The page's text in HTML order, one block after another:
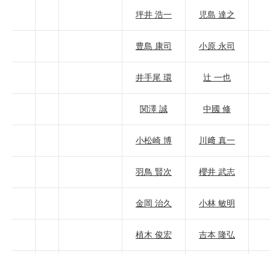
坪井 浩一 児島 達之
豊島 康司 小原 永司
井手尾 環 辻 一也
関澤 誠 中國 修
小松崎 博 川﨑 真一
羽鳥 賢次 櫻井 武志
金岡 治久 小林 敏明
植木 俊宏 吉本 隆弘